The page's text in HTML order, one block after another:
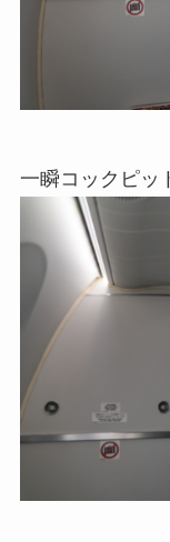
一瞬コックピッ